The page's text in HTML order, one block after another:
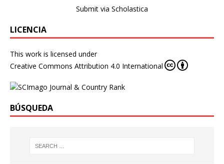
Submit via Scholastica
LICENCIA
This work is licensed under
Creative Commons Attribution 4.0 International
BÚSQUEDA